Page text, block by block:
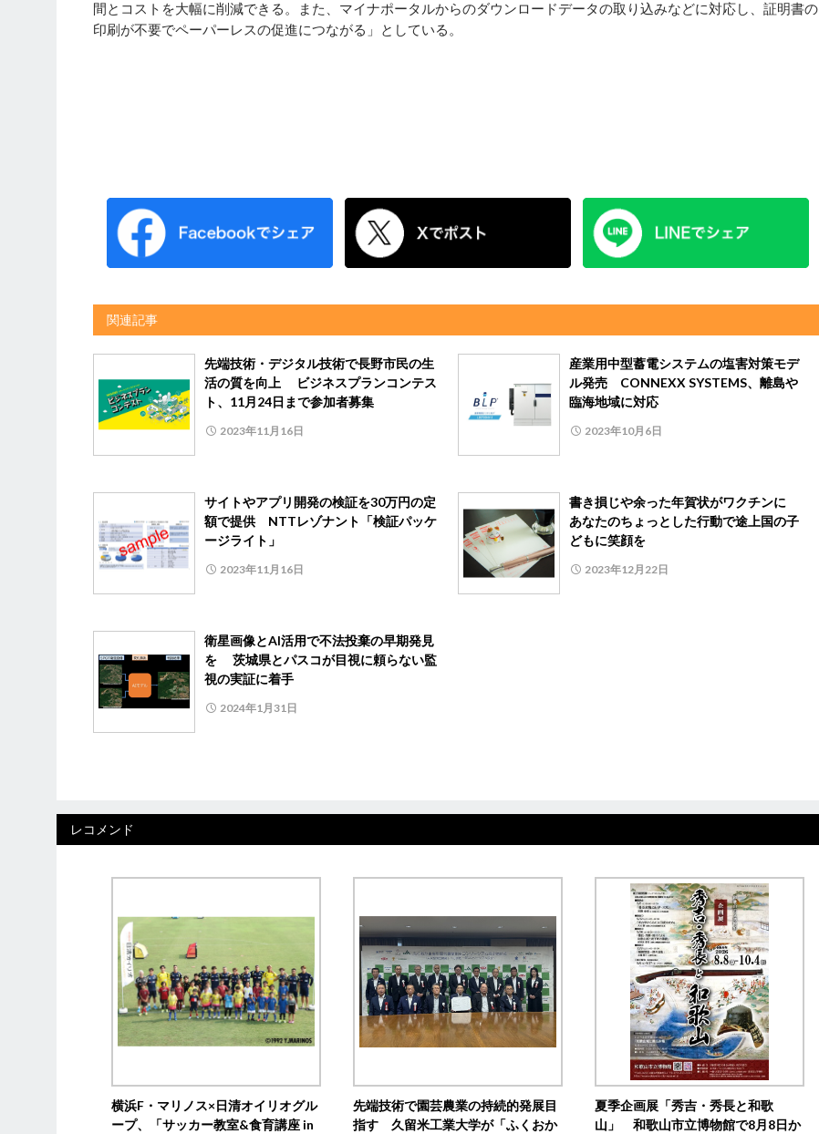
間とコストを大幅に削減できる。また、マイナポータルからのダウンロードデータの取り込みなどに対応し、証明書の
印刷が不要でペーパーレスの促進につながる」としている。
関連記事
先端技術・デジタル技術で長野市民の生
活の質を向上 ビジネスプランコンテス
ト、11月24日まで参加者募集
2023年11月16日
産業用中型蓄電システムの塩害対策モデ
ル発売 CONNEXX SYSTEMS、離島や
臨海地域に対応
2023年10月6日
サイトやアプリ開発の検証を30万円の定
額で提供 NTTレゾナント「検証パッケ
ージライト」
2023年11月16日
書き損じや余った年賀状がワクチンに
あなたのちょっとした行動で途上国の子
どもに笑顔を
2023年12月22日
衛星画像とAI活用で不法投棄の早期発見
を 茨城県とパスコが目視に頼らない監
視の実証に着手
2024年1月31日
レコメンド
横浜F・マリノス×日清オイリオグル
ープ、「サッカー教室&食育講座 in
先端技術で園芸農業の持続的発展目
指す 久留米工業大学が「ふくおか
夏季企画展「秀吉・秀長と和歌
山」 和歌山市立博物館で8月8日か